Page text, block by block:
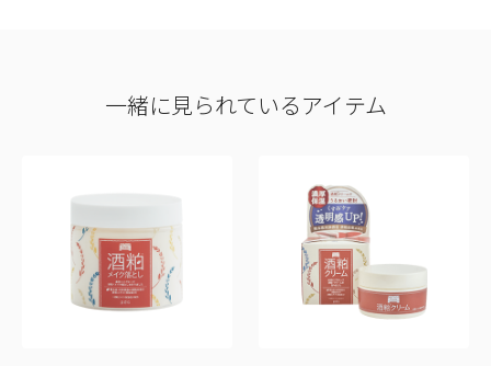
一緒に見られているアイテム